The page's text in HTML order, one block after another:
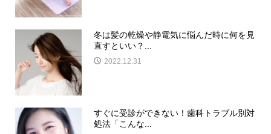
冬は髪の乾燥や静電気に悩んだ時に何を見
直すといい？...
2022.12.31
すぐに受診ができない！歯科トラブル別対
処法「こんな...